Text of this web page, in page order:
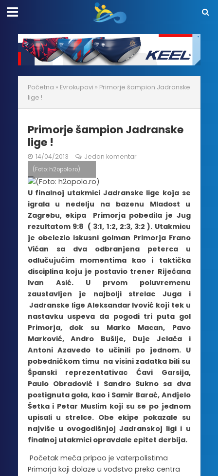
Početna » Evrokupovi » Primorje šampion Jadranske
lige !
Primorje šampion Jadranske
lige !
14/04/2013 Jedan komentar
(Foto: h2opolo.ro)
U finalnoj utakmici Jadranske lige koja se
igrala u nedelju na bazenu Mladost u
Zagrebu, ekipa Primorja pobedila je Jug
rezultatom 9:8 ( 3:1, 1:2, 2:3, 3:2 ). Utakmicu
je obelezio iskusni golman Primorja Frano
Vićan sa dva odbranjena peterca u
odlučujućim momentima kao i taktička
disciplina koju je postavio trener Riječana
Ivan Asić. U prvom poluvremenu
zaustavljen je najbolji strelac Juga i
Jadranske lige Aleksandar Ivović koji tek u
nastavku uspeva da pogodi tri puta gol
Primorja, dok su Marko Macan, Pavo
Marković, Andro Bušlje, Duje Jelača i
Antoni Azavedo to učinili po jednom. U
pobedničkom timu na visini zadatka bili su
Španski reprezentativac Ćavi Garsija,
Paulo Obradović i Sandro Sukno sa dva
postignuta gola, kao i Samir Barać, Andjelo
Šetka i Petar Muslim koji su se po jednom
upisali u strelce. Obe ekipe pokazale su
najviše u ovogodišnjoj Jadranskoj ligi i u
finalnoj utakmici opravdale epitet derbija.
Početak meča pripao je vaterpolistima
Primorja koji dolaze u vođstvo preko centra